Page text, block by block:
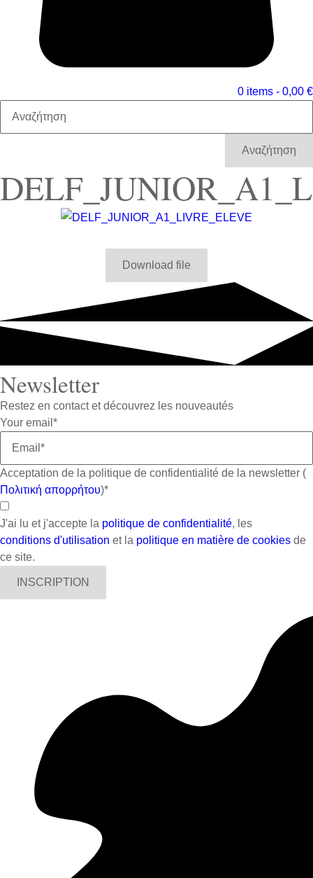
0 items - 0,00 €
Αναζήτηση
Download file
Newsletter
Restez en contact et découvrez les nouveautés
Your email *
Acceptation de la politique de confidentialité de la newsletter (
Πολιτική απορρήτου)*
J'ai lu et j'accepte la politique de confidentialité, les
conditions d'utilisation et la politique en matière de cookies de
ce site.